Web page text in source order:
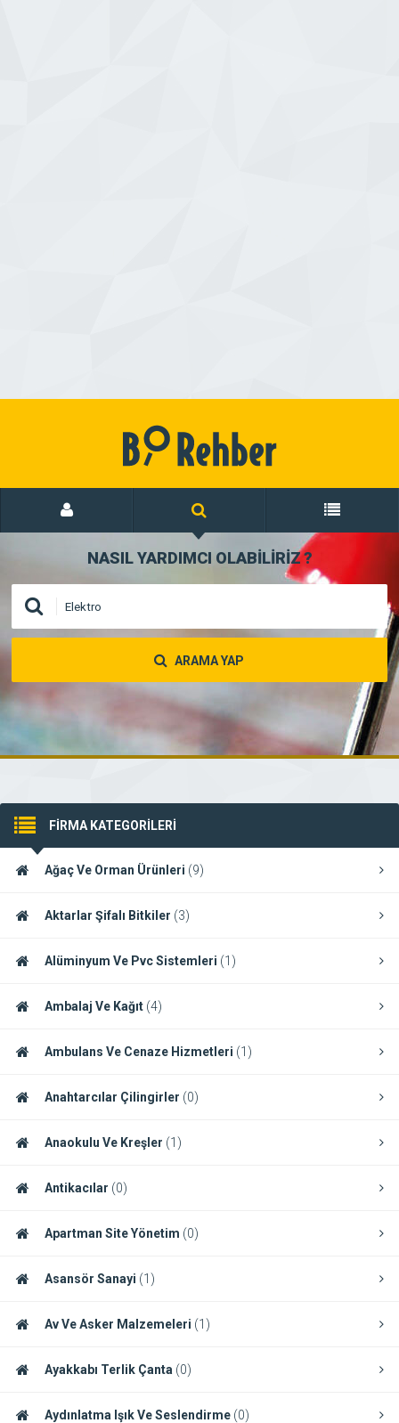
NASIL YARDIMCI OLABİLİRİZ?
ARAMA YAP
FİRMA KATEGORİLERİ
Ağaç Ve Orman Ürünleri (9)
Aktarlar Şifalı Bitkiler (3)
Alüminyum Ve Pvc Sistemleri (1)
Ambalaj Ve Kağıt (4)
Ambulans Ve Cenaze Hizmetleri (1)
Anahtarcılar Çilingirler (0)
Anaokulu Ve Kreşler (1)
Antikacılar (0)
Apartman Site Yönetim (0)
Asansör Sanayi (1)
Av Ve Asker Malzemeleri (1)
Ayakkabı Terlik Çanta (0)
Aydınlatma Işık Ve Seslendirme (0)